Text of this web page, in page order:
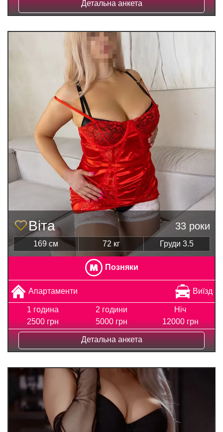
Детальна анкета
Віта 33 роки
169 см 72 кг Груди 3.5
Позняки
Апартаменти Виїзд
1 година
2500 грн
2 години
5000 грн
Ніч
12000 грн
Детальна анкета